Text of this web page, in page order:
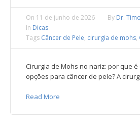
On 11 de junho de 2026 By Dr.
In Dicas
Tags Câncer de Pele, cirurgia de mohs,
Cirurgia de Mohs no nariz: por que
opções para câncer de pele? A
Read More